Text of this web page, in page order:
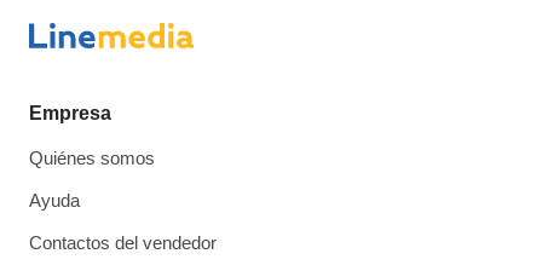
Empresa
Quiénes somos
Ayuda
Contactos del vendedor